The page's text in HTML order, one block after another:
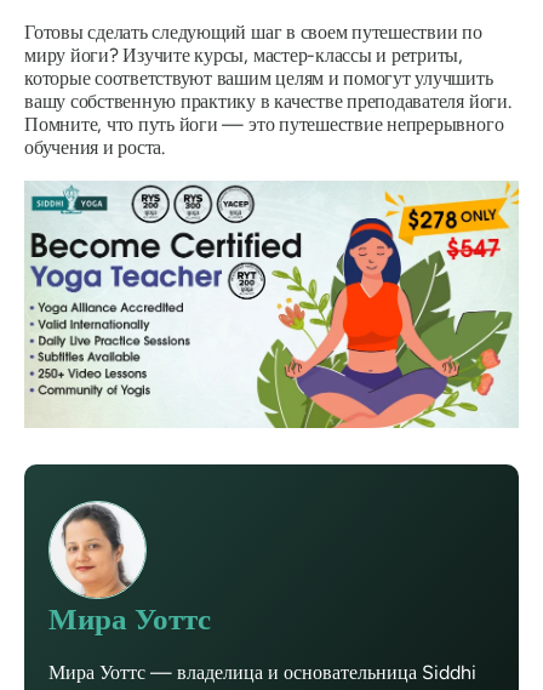
Готовы сделать следующий шаг в своем путешествии по
миру йоги? Изучите курсы, мастер-классы и ретриты,
которые соответствуют вашим целям и помогут улучшить
вашу собственную практику в качестве преподавателя йоги.
Помните, что путь йоги — это путешествие непрерывного
обучения и роста.
Мира Уоттс
Мира Уоттс — владелица и основательница Siddhi